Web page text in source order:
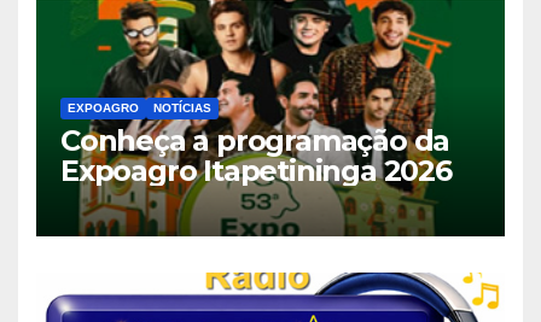
EXPOAGRO NOTÍCIAS
Conheça a programação da
Expoagro Itapetininga 2026